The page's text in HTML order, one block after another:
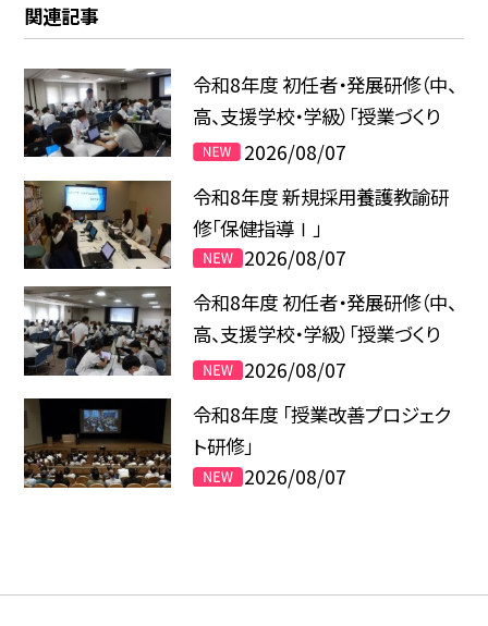
関連記事
令和8年度 初任者・発展研修（中、
高、支援学校・学級）「授業づくり
Ⅲ」
2026/08/07
令和8年度 新規採用養護教諭研
修「保健指導Ⅰ」
2026/08/07
令和8年度 初任者・発展研修（中、
高、支援学校・学級）「授業づくり
Ⅱ」
2026/08/07
令和8年度 「授業改善プロジェク
ト研修」
2026/08/07